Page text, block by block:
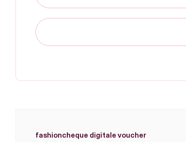
fashioncheque digitale voucher